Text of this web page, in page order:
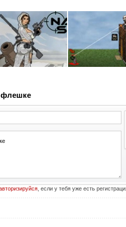
флешке
, если у тебя уже есть